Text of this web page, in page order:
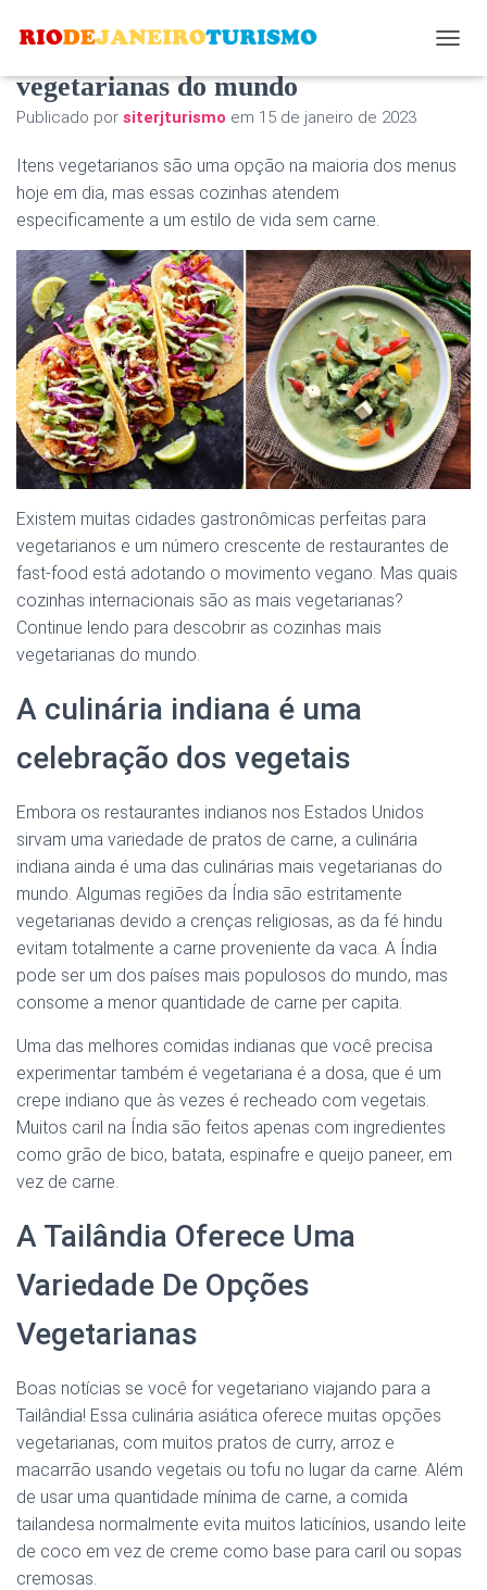
L
V
E
G
A
Ç
Ã
O
Estas são as cozinhas mais
vegetarianas do mundo
Publicado por siterjturismo em 15 de janeiro de 2023
Itens vegetarianos são uma opção na maioria dos menus
hoje em dia, mas essas cozinhas atendem
especificamente a um estilo de vida sem carne.
Existem muitas cidades gastronômicas perfeitas para
vegetarianos e um número crescente de restaurantes de
fast-food está adotando o movimento vegano. Mas quais
cozinhas internacionais são as mais vegetarianas?
Continue lendo para descobrir as cozinhas mais
vegetarianas do mundo.
A culinária indiana é uma
celebração dos vegetais
Embora os restaurantes indianos nos Estados Unidos
sirvam uma variedade de pratos de carne, a culinária
indiana ainda é uma das culinárias mais vegetarianas do
mundo. Algumas regiões da Índia são estritamente
vegetarianas devido a crenças religiosas, as da fé hindu
evitam totalmente a carne proveniente da vaca. A Índia
pode ser um dos países mais populosos do mundo, mas
consome a menor quantidade de carne per capita.
Uma das melhores comidas indianas que você precisa
experimentar também é vegetariana é a dosa, que é um
crepe indiano que às vezes é recheado com vegetais.
Muitos caril na Índia são feitos apenas com ingredientes
como grão de bico, batata, espinafre e queijo paneer, em
vez de carne.
A Tailândia Oferece Uma
Variedade De Opções
Vegetarianas
Boas notícias se você for vegetariano viajando para a
Tailândia! Essa culinária asiática oferece muitas opções
vegetarianas, com muitos pratos de curry, arroz e
macarrão usando vegetais ou tofu no lugar da carne. Além
de usar uma quantidade mínima de carne, a comida
tailandesa normalmente evita muitos laticínios, usando leite
de coco em vez de creme como base para caril ou sopas
cremosas.